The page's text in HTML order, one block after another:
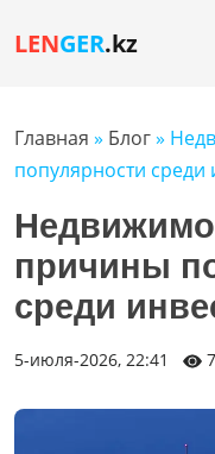
LENGER.kz
Главная » Блог»
популярности среди
причины
среди
5-июля-2026, 22:41 7